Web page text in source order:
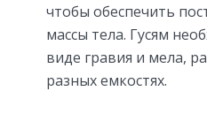
чтобы обеспечить
массы тела. Гусям
виде гравия и мела,
разных емкостях.